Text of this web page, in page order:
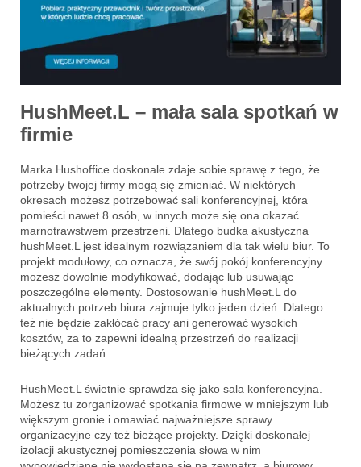
HushMeet.L – mała sala spotkań w
firmie
Marka Hushoffice doskonale zdaje sobie sprawę z tego, że
potrzeby twojej firmy mogą się zmieniać. W niektórych
okresach możesz potrzebować sali konferencyjnej, która
pomieści nawet 8 osób, w innych może się ona okazać
marnotrawstwem przestrzeni. Dlatego budka akustyczna
hushMeet.L jest idealnym rozwiązaniem dla tak wielu biur. To
projekt modułowy, co oznacza, że swój pokój konferencyjny
możesz dowolnie modyfikować, dodając lub usuwając
poszczególne elementy. Dostosowanie hushMeet.L do
aktualnych potrzeb biura zajmuje tylko jeden dzień. Dlatego
też nie będzie zakłócać pracy ani generować wysokich
kosztów, za to zapewni idealną przestrzeń do realizacji
bieżących zadań.
HushMeet.L świetnie sprawdza się jako sala konferencyjna.
Możesz tu zorganizować spotkania firmowe w mniejszym lub
większym gronie i omawiać najważniejsze sprawy
organizacyjne czy też bieżące projekty. Dzięki doskonałej
izolacji akustycznej pomieszczenia słowa w nim